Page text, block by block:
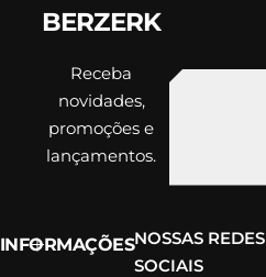
BERZERK
Receba
novidades,
promoções e
lançamentos.
INFORMAÇÕESNOSSAS REDES
SOCIAIS